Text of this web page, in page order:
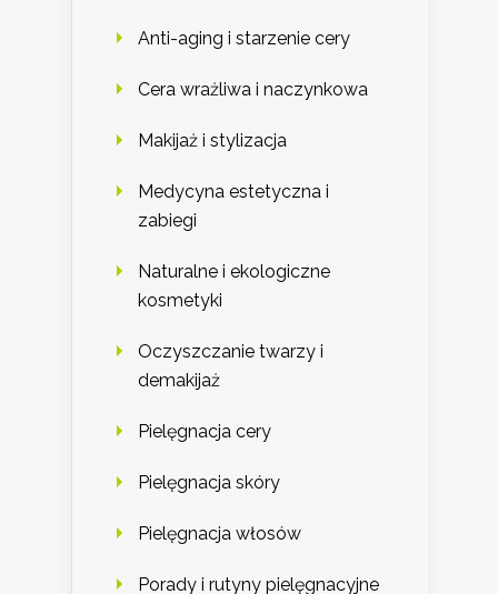
Anti-aging i starzenie cery
Cera wrażliwa i naczynkowa
Makijaż i stylizacja
Medycyna estetyczna i
zabiegi
Naturalne i ekologiczne
kosmetyki
Oczyszczanie twarzy i
demakijaż
Pielęgnacja cery
Pielęgnacja skóry
Pielęgnacja włosów
Porady i rutyny pielęgnacyjne